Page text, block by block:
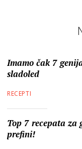
Imamo čak 7
sladoled
RECEPTI
Top 7 recepata za
prefini!